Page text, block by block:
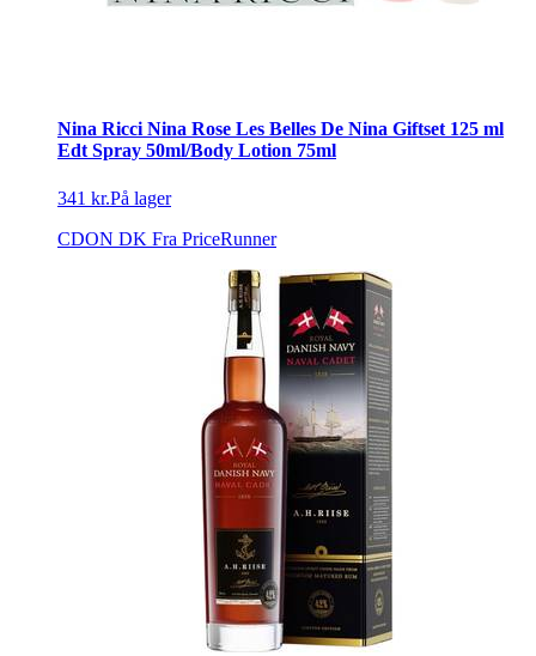
Nina Ricci Nina Rose Les Belles De Nina Giftset 125 ml
Edt Spray 50ml/Body Lotion 75ml
341 kr.På lager
CDON DK Fra PriceRunner